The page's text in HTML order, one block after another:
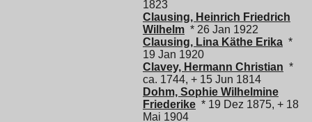
1823
Clausing, Heinrich Friedrich
Wilhelm * 26 Jan 1922
Clausing, Lina Käthe Erika *
19 Jan 1920
Clavey, Hermann Christian *
ca. 1744, + 15 Jun 1814
Dohm, Sophie Wilhelmine
Friederike * 19 Dez 1875, + 18
Mai 1904